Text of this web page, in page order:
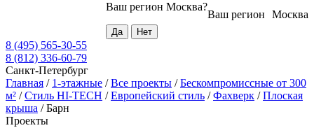
Москва
Ваш регион
Ваш регион Москва?
8 (495) 565-30-55
8 (812) 336-60-79
Санкт-Петербург
Главная / 1-этажные /Все проекты /Бескомпромиссные от 300
м² /Стиль HI-TECH /Европейский стиль /Фахверк /Плоская
крыша /Барн
Проекты